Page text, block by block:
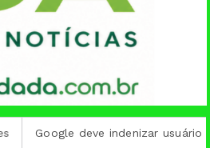
deve indenizar usuário que teve